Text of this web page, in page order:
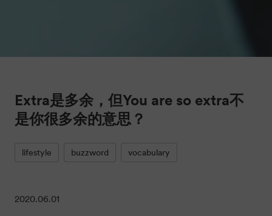
Extra是多余，但You are so extra不
是你很多余的意思？
lifestyle buzzword vocabulary
2020.06.01